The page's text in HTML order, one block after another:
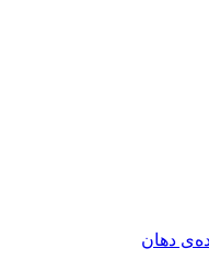
دهان